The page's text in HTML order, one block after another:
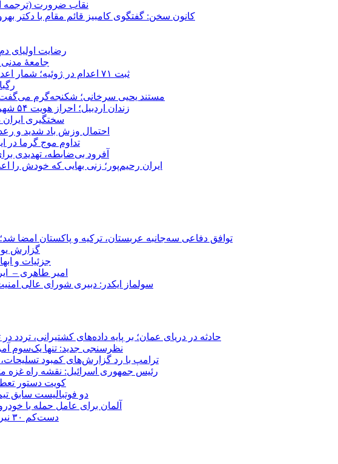
نقاب ضرورت (ترجمه
کانون سخن: گفتگوی کامبیز قائم مقام با دکتر
رضایت اولیای
جامعهٔ مدنی
ثبت ۷۱ اعدام در ژوئیه؛ شمار اعدام‌ها در سال ۲۰۲۶ به دست‌کم ۴۴۴ نفر رسید
مستند یحیی سرخانی؛ شکنجه‌گرم می‌گفت
زندان اردبیل؛ احراز هویت ۵۴ شهروند بازداشت‌شده در اعتراضات دی‌ماه ۱۴۰۴
سختگیری ایران
احتمال وزش باد شدید و
تداوم موج گرما در ایران؛ دمای
آفرود بی‌ضابطه، تهدیدی
ایران رحیم‌پور؛ زنی بهایی که خودش را
توافق دفاعی سه‌جانبه عربستان، ترکیه و پاکستان امضا
گزارش
جزئیات و
امیر طاهری –
سولماز ایکدر: دبیری شورای عالی
حادثه در دریای عمان؛ بر پایه داده‌های کشتیرانی،
نظرسنجی جدید: تنها یک‌سوم
ترامپ با رد گزارش‌های کمبود
رئیس‌ جمهوری اسرائیل: نقشه راه غزه
کویت دستور
دو فوتبالیست سابق
آلمان برای عامل حمله با
دست‌کم ۳۰ نیروی دولتی یمن در حملات حوثی‌ها کشته شدند